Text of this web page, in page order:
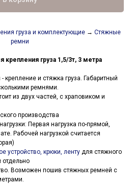
груза и комплектующие → Стяжные
ремни
груза 1,5/3т, 3 метра
крепление и стяжка груза. Габаритный
ремнями.
из двух частей, с храповиком и
производства
Первая нагрузка по-прямой,
Рабочей нагрузкой считается
устройство, крюки, ленту для стяжного
Возможен пошив стяжных ремней с